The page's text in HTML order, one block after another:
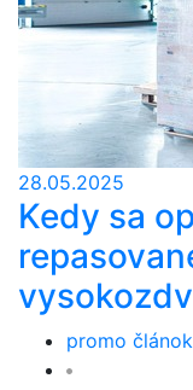
28.05.2025
Kedy sa
promo článok